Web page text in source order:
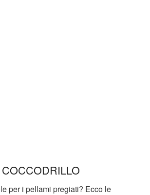
per i pellami pregiati? Ecco le